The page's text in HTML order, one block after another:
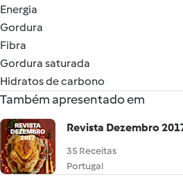
Energia
Gordura
Fibra
Gordura saturada
Hidratos de carbono
Também apresentado em
Revista Dezembro
35 Receitas
Portugal